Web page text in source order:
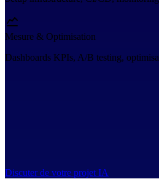
Mesure & Optimisation
Dashboards KPIs, A/B testing,
Discuter de votre projet IA